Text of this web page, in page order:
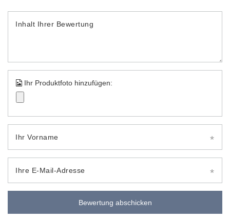
Inhalt Ihrer Bewertung
Ihr Produktfoto hinzufügen:
Ihr Vorname
Ihre E-Mail-Adresse
Bewertung abschicken